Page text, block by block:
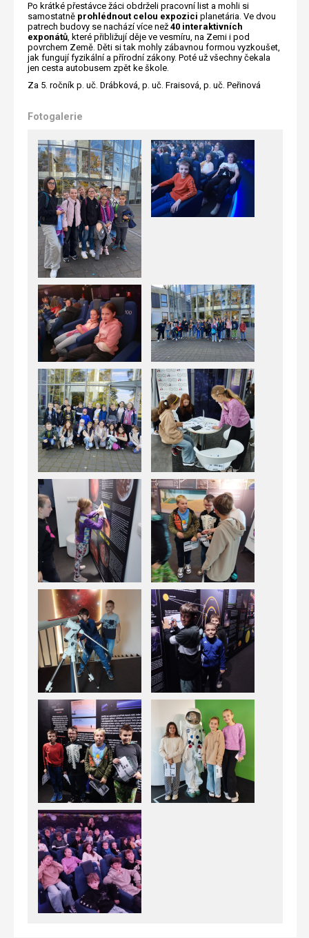
Po krátké přestávce žáci obdrželi pracovní list a mohli si
samostatně prohlédnout celou expozici planetária. Ve dvou
patrech budovy se nachází více než 40 interaktivních
exponátů, které přibližují děje ve vesmíru, na Zemi i pod
povrchem Země. Děti si tak mohly zábavnou formou vyzkoušet,
jak fungují fyzikální a přírodní zákony. Poté už všechny čekala
jen cesta autobusem zpět ke škole.
Za 5. ročník p. uč. Drábková, p. uč. Fraisová, p. uč. Peřinová
Fotogalerie